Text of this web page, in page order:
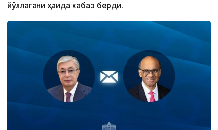
йўллагани ҳақида хабар берди.